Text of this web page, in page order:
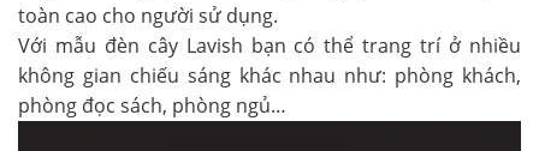
toàn cao cho người sử dụng.
Với mẫu đèn cây Lavish bạn có thể trang trí ở nhiều
không gian chiếu sáng khác nhau như: phòng khách,
phòng đọc sách, phòng ngủ…